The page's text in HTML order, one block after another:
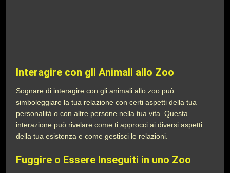
Interagire con gli Animali allo Zoo
Sognare di interagire con gli animali allo zoo può
simboleggiare la tua relazione con certi aspetti della tua
personalità o con altre persone nella tua vita. Questa
interazione può rivelare come ti approcci ai diversi aspetti
della tua esistenza e come gestisci le relazioni.
Fuggire o Essere Inseguiti in uno Zoo